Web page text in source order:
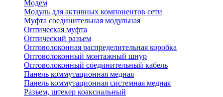
Модем
Модуль для активных компонентов сети
Муфта соединительная модульная
Оптическая муфта
Оптический разъем
Оптоволоконная распределительная коробка
Оптоволоконный монтажный шнур
Оптоволоконный соединительный кабель
Панель коммутационная медная
Панель коммутационная системная медная
Разъем, штекер коаксиальный